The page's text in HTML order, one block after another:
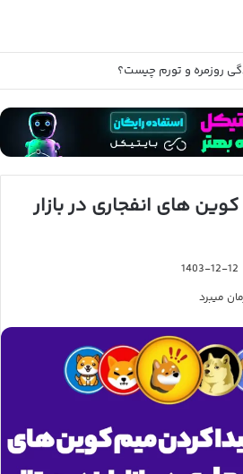
روزمره و تورم چیست؟
های انفجاری در بازار
1403-12-12